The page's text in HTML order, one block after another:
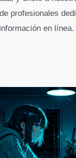
profesionales
en línea.